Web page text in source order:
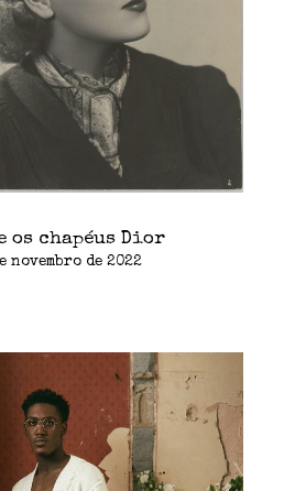
os chapéus Dior
novembro de 2022